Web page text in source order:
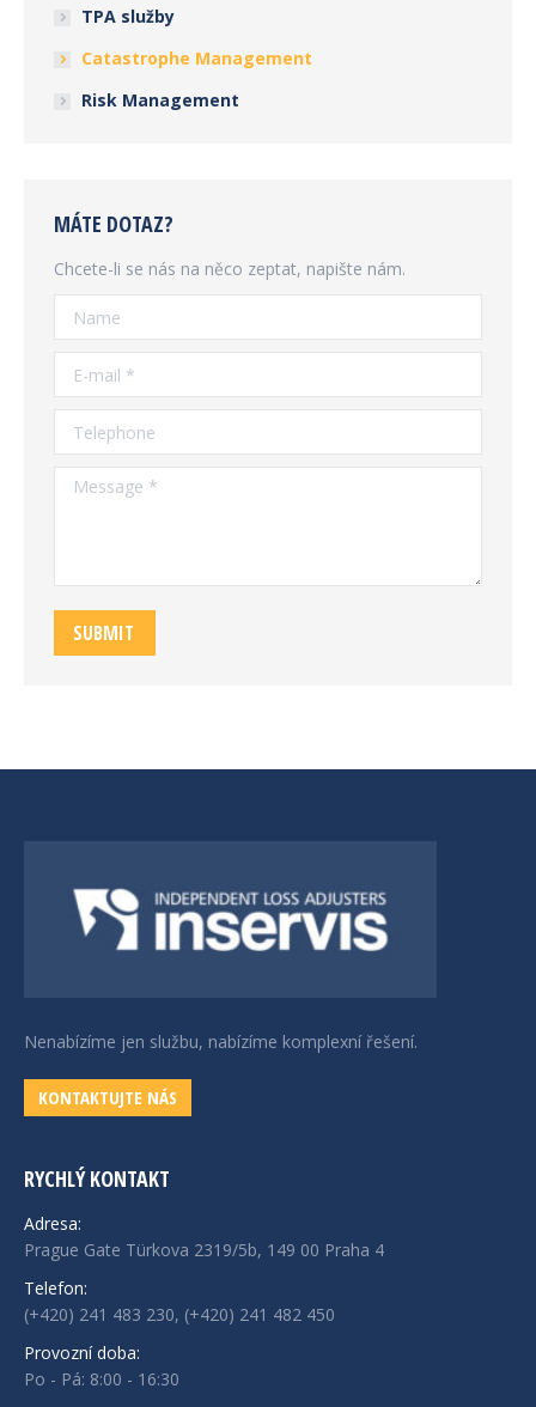
TPA služby
Catastrophe Management
Risk Management
MÁTE DOTAZ?
Chcete-li se nás na něco zeptat, napište nám.
Name
E-mail *
Telephone
Message *
SUBMIT
Nenabízíme jen službu, nabízíme komplexní řešení.
KONTAKTUJTE NÁS
RYCHLÝ KONTAKT
Adresa:
Prague Gate Türkova 2319/5b, 149 00 Praha 4
Telefon:
(+420) 241 483 230, (+420) 241 482 450
Provozní doba:
Po - Pá: 8:00 - 16:30